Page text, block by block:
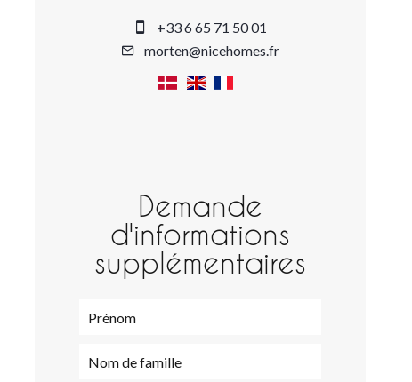
+33 6 65 71 50 01
morten@nicehomes.fr
Demande
d'informations
supplémentaires